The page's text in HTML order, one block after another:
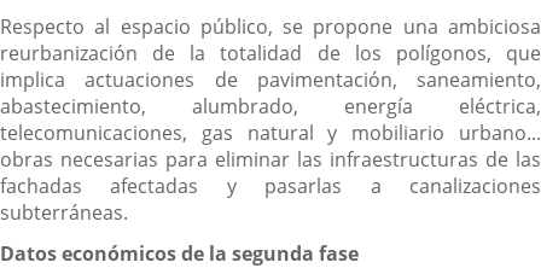
Respecto al espacio público, se propone una ambiciosa
reurbanización de la totalidad de los polígonos, que
implica actuaciones de pavimentación, saneamiento,
abastecimiento, alumbrado, energía eléctrica,
telecomunicaciones, gas natural y mobiliario urbano...
obras necesarias para eliminar las infraestructuras de las
fachadas afectadas y pasarlas a canalizaciones
subterráneas.
Datos económicos de la segunda fase